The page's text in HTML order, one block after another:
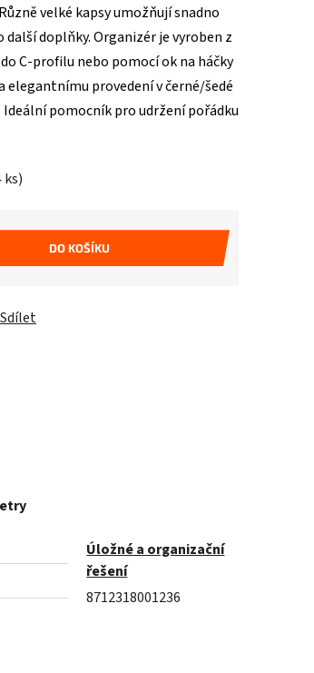
velké kapsy umožňují snadno
doplňky. Organizér je vyroben z
C-profilu nebo pomocí ok na háčky
elegantnímu provedení v černé/šedé
pomocník pro udržení pořádku
ks)
DO KOŠÍKU
Sdílet
Úložné a organizační
řešení
8712318001236